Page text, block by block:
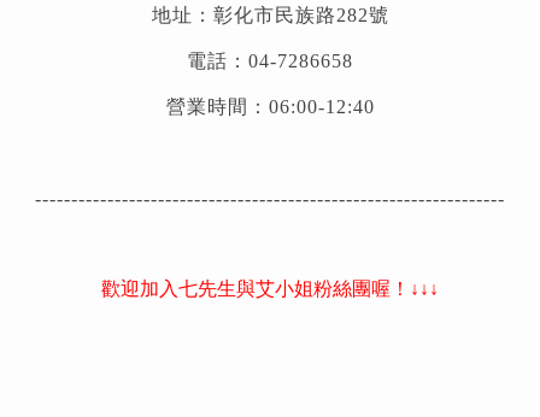
地址：彰化市民族路282號
電話：04-7286658
營業時間：06:00-12:40
-----------------------------------------------------------------
歡迎加入七先生與艾小姐粉絲團喔！↓↓↓